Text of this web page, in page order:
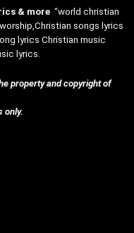
& more “world christian
songs lyrics
lyrics Christian music
lyrics.
property and copyright of
only.